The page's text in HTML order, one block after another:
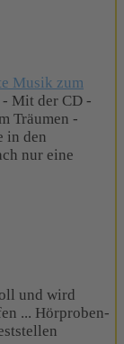
Musik zum
Mit der CD -
Träumen -
in den
nur eine
und wird
... Hörproben-